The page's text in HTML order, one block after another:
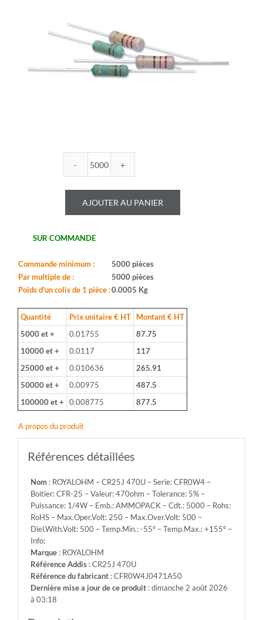
quantité
-
CR25J
CFR0W4
Boitier:
25
-
Valeur:
-
Tolerance:
5%
-
Puissance:
Emb.:
AMMOPACK
-
5000
-
Rohs:
RoHS
250
-
Max.Over.Volt:
500
AJOUTER AU PANIER
SUR COMMANDE
Commande minimum :
5000 pièces
Par multiple de :
5000 pièces
Poids d'un colis de 1 pièce :0.0005 Kg
Quantité Prix unitaire € HT
Montant € HT
5000 et +
0.01755
87.75
10000 et +
0.0117
117
25000 et +
0.010636
265.91
50000 et +
0.00975
487.5
100000 et +
0.008775 877.5
A propos du produit
Références détaillées
Nom: ROYALOHM – CR25J 470U – Serie: CFR0W4 –
Boitier: CFR-25 – Valeur: 470ohm – Tolerance: 5% –
Puissance: 1/4W – Emb.: AMMOPACK – Cdt.: 5000 – Rohs:
RoHS – Max.Oper.Volt: 250 – Max.Over.Volt: 500 –
Diel.With.Volt: 500 – Temp.Min.: -55° – Temp.Max.: +155° –
Info:
Marque: ROYALOHM
Référence Addis: CR25J 470U
Référence du fabricant: CFR0W4J0471A50
Dernière mise a jour de ce produit: dimanche 2 août 2026
à 03:18